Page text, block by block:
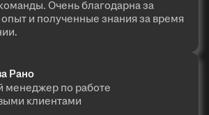
Очень благодарна за
и полученные знания за время
Рано
менеджер по работе
клиентами